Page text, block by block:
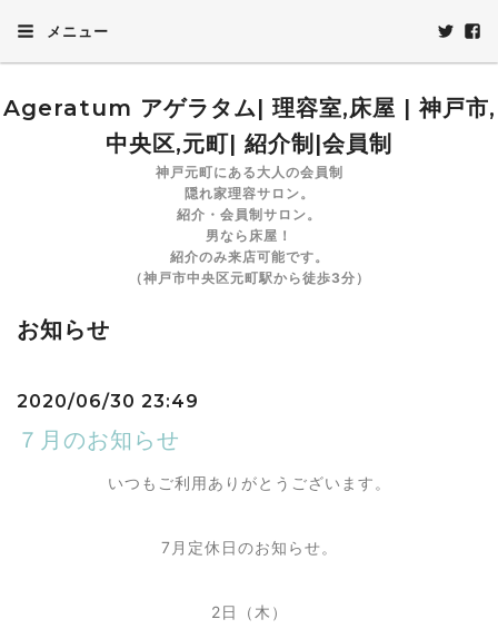
メニュー
Ageratum アゲラタム| 理容室,床屋 | 神戸市,
中央区,元町| 紹介制|会員制
神戸元町にある大人の会員制
隠れ家理容サロン。
紹介・会員制サロン。
男なら床屋！
紹介のみ来店可能です。
（神戸市中央区元町駅から徒歩3分）
お知らせ
2020/06/30 23:49
７月のお知らせ
いつもご利用ありがとうございます。
7月定休日のお知らせ。
2日（木）